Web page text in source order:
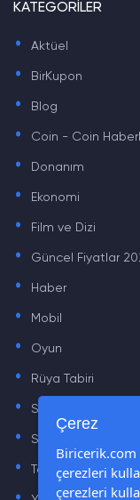
KATEGORİLER
. Aktüel
. BirKupon
. Blog
. Coin - Coin
. Donanım
. Ekonomi
. Film ve Dizi
. Güncel Fiyatlar
. Haber
. Mobil
. Oyun
. Rüya Tabiri
. Sinema
. Sözler
. Teknoloji Haberleri
.
Çerez
çerezleri
çerezleri